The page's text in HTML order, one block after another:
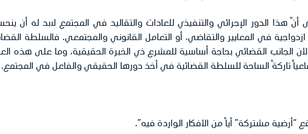
أنّ هذا الدور الإجرائي والتنفيذي للعادات والتقاليد في المجتمع لابد له أن
في المعايير والتقاضي، أو التعامل القانوني والمجتمعي. فالسلطة
الجانب القضائي بحاجة أساسية للمشرع ذي الخبرة الحقيقية، وما على هذه
تاركةً الساحة للسلطة القضائية في أخذ دورها الحقيقي والفاعل في المجتمع.
“أرضية مشتركة” أياً من الأفكار الواردة فيه”.